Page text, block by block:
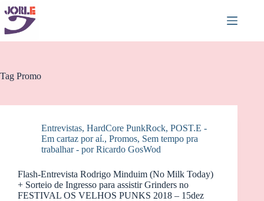
Pular
para
conteúdo
Tag Promo
Entrevistas, HardCore PunkRock, POST.E -
Em cartaz por aí., Promos, Sem tempo pra
trabalhar - por Ricardo GosWod
Flash-Entrevista Rodrigo Minduim (No Milk Today)
+ Sorteio de Ingresso para assistir Grinders no
FESTIVAL OS VELHOS PUNKS 2018 – 15dez